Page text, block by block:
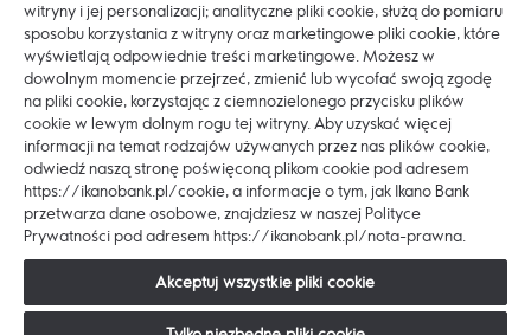
Ikano Bank jest częścią Grupy Ingka. Działa w Szwecji,
Danii, Finlandii, Norwegii, Wielkiej Brytanii, Polsce,
Niemczech i Austrii. Proponowane przez bank
rozwiązania finansowe wyróżniają się prostotą i
wygodą. Wynika to ze szwedzkich korzeni oraz misji,
jaką jest ułatwianie codziennego życia wielu ludziom,
żeby mogli skupić się na tym, co naprawdę ważne.
Ikano Bank Oddział w Polsce od 2010 roku pomaga
spełniać marzenia o funkcjonalnych i pięknych
wnętrzach, umożliwiając zakupy na raty w sklepach
IKEA. W swojej ofercie ma również Kartę Kredytową
witryny i jej personalizacji; analityczne pliki cookie, służą do pomiaru
sposobu korzystania z witryny oraz marketingowe pliki cookie, które
wyświetlają odpowiednie treści marketingowe. Możesz w
dowolnym momencie przejrzeć, zmienić lub wycofać swoją zgodę
na pliki cookie, korzystając z ciemnozielonego przycisku plików
cookie w lewym dolnym rogu tej witryny. Aby uzyskać więcej
informacji na temat rodzajów używanych przez nas plików cookie,
odwiedź naszą stronę poświęconą plikom cookie pod adresem
https://ikanobank.pl/cookie, a informacje o tym, jak Ikano Bank
przetwarza dane osobowe, znajdziesz w naszej Polityce
Prywatności pod adresem https://ikanobank.pl/nota-prawna.
Akceptuj wszystkie pliki cookie